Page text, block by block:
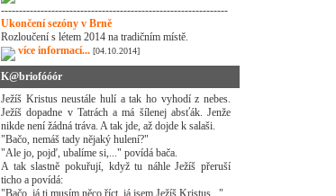
---------------------------------------------------------------
Ukončení sezóny v Brně
Rozloučení s létem 2014 na tradičním místě.
více informací... [04.10.2014]
K@briofóóór
Ježíš Kristus neustále hulí a tak ho vyhodí z nebes.
Ježíš dopadne v Tatrách a má šílenej absťák. Jenže
nikde není žádná tráva. A tak jde, až dojde k salaši.
"Bačo, nemáš tady nějaký hulení?"
"Ale jo, pojď, ubalíme si,..." povídá bača.
A tak slastně pokuřují, když tu náhle Ježíš přeruší
ticho a povídá:
"Bačo, já ti musím něco říct, já jsem Ježíš Kristus..."